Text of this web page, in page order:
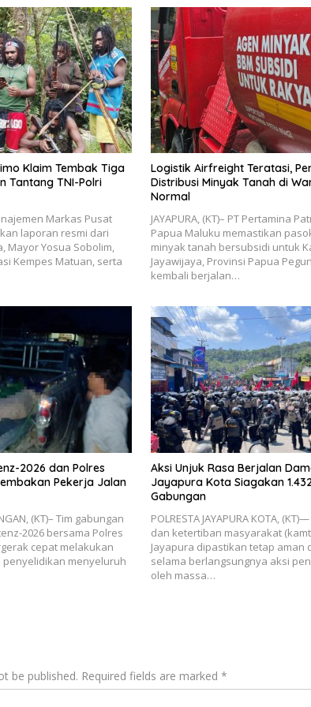
Klaim Tembak Tiga
Tantang TNI-Polri
Markas Pusat
laporan resmi dari
Mayor Yosua Sobolim,
Kempes Matuan, serta
Logistik Airfreight Teratasi,
Distribusi Minyak Tanah di
Normal
JAYAPURA, (KT)– PT Pertamina
Papua Maluku memastikan
minyak tanah bersubsidi untuk
Jayawijaya, Provinsi Papua
kembali berjalan…
2026 dan Polres
Pekerja Jalan
(KT)– Tim gabungan
2026 bersama Polres
cepat melakukan
menyeluruh
Aksi Unjuk Rasa Berjalan
Jayapura Kota Siagakan
Gabungan
POLRESTA JAYAPURA KOTA,
dan ketertiban masyarakat
Jayapura dipastikan tetap aman
selama berlangsungnya aksi
oleh massa…
be published. Required fields are marked *